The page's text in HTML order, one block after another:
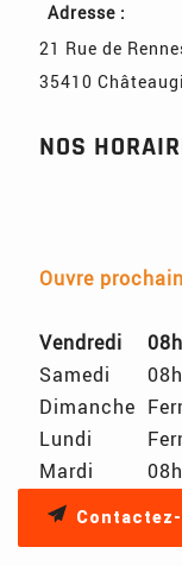
Adresse :
21 Rue de
35410
NOS
Ouvre
Vendredi
Samedi
Dimanche
Lundi
Mardi
Mercredi